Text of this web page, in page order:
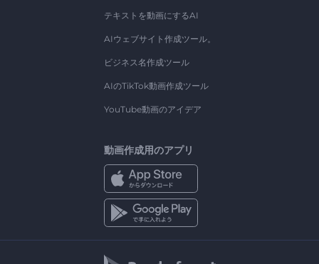
テキストを動画にするAI
AIウェブサイト作成ツール。
ビジネス名作成ツール
AIのTikTok動画作成ツール
YouTube動画のアイデア
動画作成用のアプリ